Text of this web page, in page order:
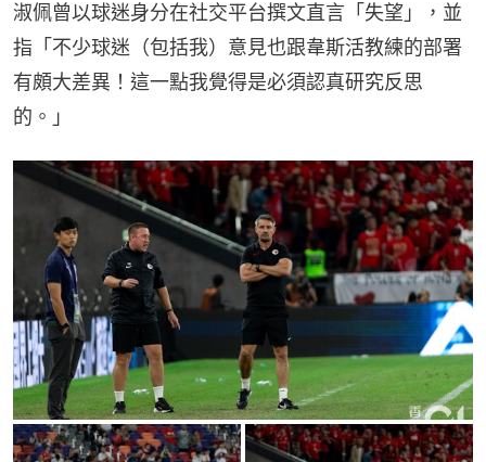
淑佩曾以球迷身分在社交平台撰文直言「失望」，並
指「不少球迷（包括我）意見也跟韋斯活教練的部署
有頗大差異！這一點我覺得是必須認真研究反思
的。」